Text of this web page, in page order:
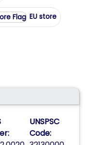
EU store
UNSPSC
Code: